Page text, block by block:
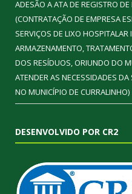
ADESÃO A ATA DE REGISTRO
(CONTRATAÇÃO DE EMPRESA
SERVIÇOS DE LIXO
ARMAZENAMENTO,
DOS RESÍDUOS, ORIUNDO DO
ATENDER AS NECESSIDADES
NO MUNICÍPIO DE CURRALINHO)
DESENVOLVIDO POR CR2